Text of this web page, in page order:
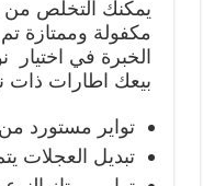
يمكنك التخلص من
مكفولة وممتازة
الخبرة في اختيار
بيعك اطارات ذات
تواير مستورد
تبديل العجلات يتم